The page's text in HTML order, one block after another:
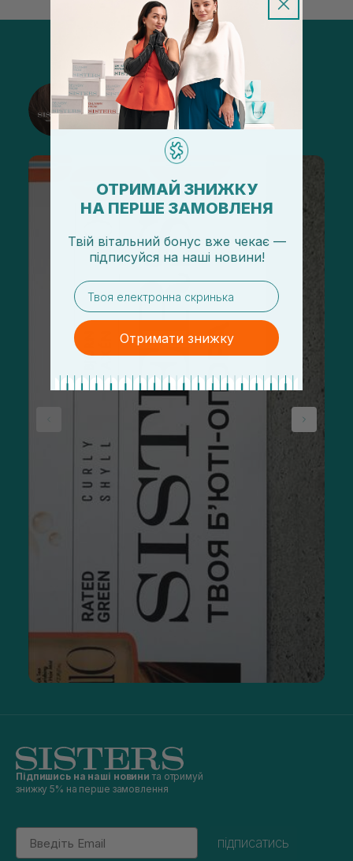
@sisters_stelmakh в Instagram
Підписатися
Підпишись на наші новини та отримуй
знижку 5% на перше замовлення
Email
підписатись
ОТРИМАЙ ЗНИЖКУ
НА ПЕРШЕ ЗАМОВЛЕНЯ
Твій вітальний бонус вже чекає —
підписуйся на наші новини!
email
Отримати знижку